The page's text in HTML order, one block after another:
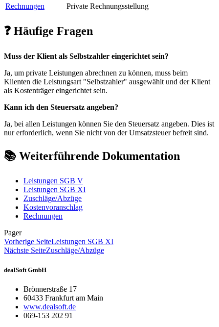
Rechnungen
Private Rechnungsstellung
❓ Häufige Fragen
Muss der Klient als Selbstzahler eingerichtet sein?
Ja, um private Leistungen abrechnen zu können, muss beim
Klienten die Leistungsart "Selbstzahler" ausgewählt und der Klient
als Kostenträger eingerichtet sein.
Kann ich den Steuersatz angeben?
Ja, bei allen Leistungen können Sie den Steuersatz angeben. Dies ist
nur erforderlich, wenn Sie nicht von der Umsatzsteuer befreit sind.
📚 Weiterführende Dokumentation
Leistungen SGB V
Leistungen SGB XI
Zuschläge/Abzüge
Kostenvoranschlag
Rechnungen
Pager
Vorherige SeiteLeistungen SGB XI
Nächste SeiteZuschläge/Abzüge
dealSoft GmbH
Brönnerstraße 17
60433 Frankfurt am Main
www.dealsoft.de
069-153 202 91